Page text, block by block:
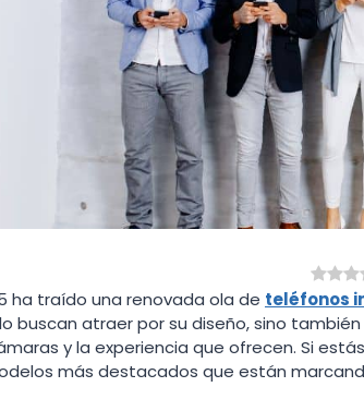
ha traído una renovada ola de teléfonos
buscan atraer por su diseño, sino
y la experiencia que ofrecen. Si
más destacados que están